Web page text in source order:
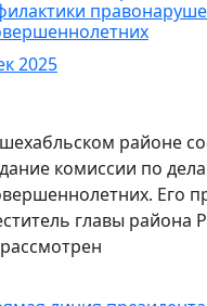
2025
районе
комиссии по
Его
главы района